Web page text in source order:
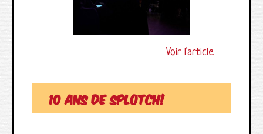
Voir l'article
10 ans de Splotch!